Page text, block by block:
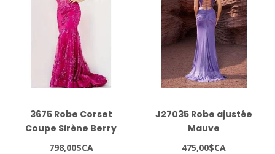
3675 Robe Corset
Coupe Sirène Berry
798,00$CA
J27035 Robe ajustée
Mauve
475,00$CA